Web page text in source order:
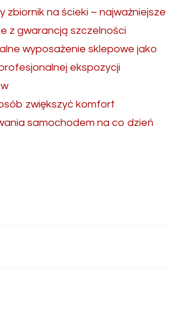
zbiornik na ścieki – najważniejsze
z gwarancją szczelności
wyposażenie sklepowe jako
ekspozycji
zwiększyć komfort
samochodem na co dzień